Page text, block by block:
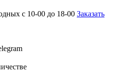
с 10-00 до 18-00 Заказать